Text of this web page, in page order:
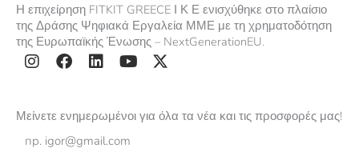
Η επιχείρηση FITKIT GREECE Ι Κ Ε ενισχύθηκε στο πλαίσιο
της Δράσης Ψηφιακά Εργαλεία ΜΜΕ με τη χρηματοδότηση
της Ευρωπαϊκής Ένωσης – NextGenerationEU.
s
t
a
c
e
b
n
k
e
u
t
u
t
w
Μείνετε ενημερωμένοι για όλα τα νέα και τις προσφορές μας!